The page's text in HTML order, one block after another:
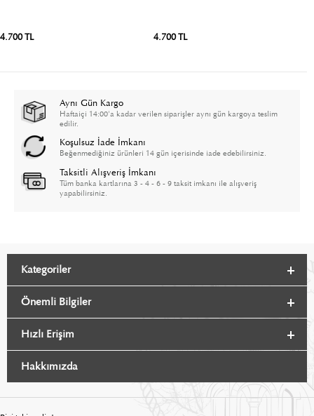
4.700 TL 4.700 TL
Aynı Gün Kargo
Haftaiçi 14:00'a kadar verilen siparişler aynı gün kargoya teslim
edilir.
Koşulsuz İade İmkanı
Beğenmediğiniz ürünleri 14 gün içerisinde iade edebilirsiniz.
Taksitli Alışveriş İmkanı
Tüm banka kartlarına 3 - 4 - 6 - 9 taksit imkanı ile alışveriş
yapabilirsiniz.
Kategoriler
Önemli Bilgiler
Hızlı Erişim
Hakkımızda